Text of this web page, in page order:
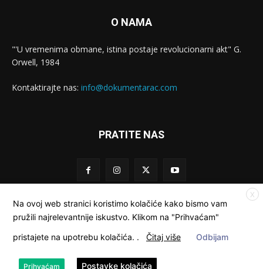
O NAMA
"'U vremenima obmane, istina postaje revolucionarni akt" G.
Orwell, 1984
Kontaktirajte nas: info@dokumentarac.com
PRATITE NAS
X
Na ovoj web stranici koristimo kolačiće kako bismo vam
pružili najrelevantnije iskustvo. Klikom na "Prihvaćam"
pristajete na upotrebu kolačića. . Čitaj više Odbijam
Prihvaćam Postavke kolačića